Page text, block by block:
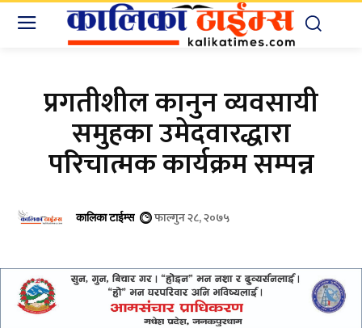
प्रगतीशील कानुन व्यवसायी
समुहका उमेदवारद्धारा
परिचात्मक कार्यक्रम सम्पन्न
कालिका टाईम्स फाल्गुन २८, २०७५